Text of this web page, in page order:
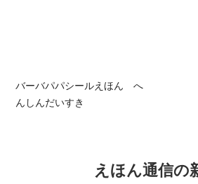
バーバパパシールえほん へ
んしんだいすき
えほん通信の